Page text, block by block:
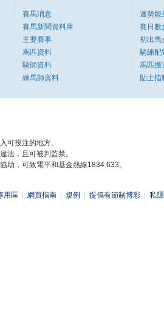
賽馬消息
賽馬新聞資料庫
主要賽事
馬匹資料
騎師資料
練馬師資料
速勢能
賽日數
初出馬
騎練配
馬匹搬
貼士指
可投注的地方。
法，且可被判監禁。
助，可致電平和基金熱線1834 633。
用區 網頁指南 規例 提倡有節制博彩 私